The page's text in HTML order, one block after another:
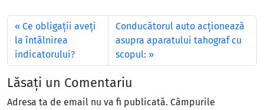
Ce obligaţii aveţi
la întâlnirea
indicatorului?
Conducătorul auto acţionează
asupra aparatului tahograf cu
scopul:
Lăsați un Comentariu
Adresa ta de email nu va fi publicată. Câmpurile